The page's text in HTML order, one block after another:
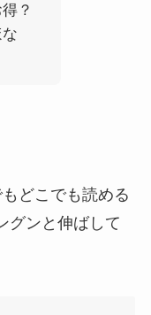
？
どこでも読める
グンと伸ばして